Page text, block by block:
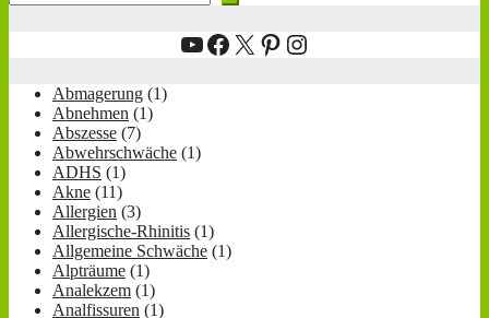
YouTube
Facebook
X Pinterest
Instagram
Abmagerung (1)
Abnehmen (1)
Abszesse (7)
Abwehrschwäche (1)
ADHS (1)
Akne (11)
Allergien (3)
Allergische-Rhinitis (1)
Allgemeine Schwäche (1)
Alpträume (1)
Analekzem (1)
Analfissuren (1)